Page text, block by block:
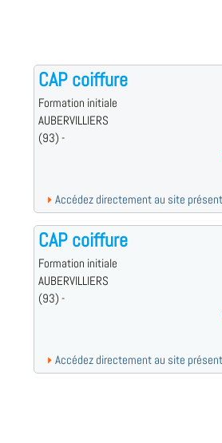
CAP coiffure
Formation initiale
AUBERVILLIERS
(93) -
Accédez directement au site
CAP coiffure
Formation initiale
AUBERVILLIERS
(93) -
Accédez directement au site